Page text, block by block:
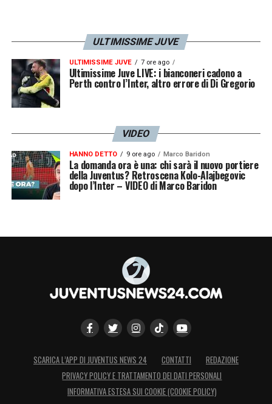
ULTIMISSIME JUVE
ULTIMISSIME JUVE 7 ore ago
Ultimissime Juve LIVE: i bianconeri cadono a
Perth contro l’Inter, altro errore di Di Gregorio
VIDEO
HANNO DETTO 9 ore ago Marco Baridon
La domanda ora è una: chi sarà il nuovo portiere
della Juventus? Retroscena Kolo-Alajbegovic
dopo l’Inter – VIDEO di Marco Baridon
SCARICA L’APP DI JUVENTUS NEWS 24 CONTATTI
REDAZIONE
PRIVACY POLICY E TRATTAMENTO DEI DATI PERSONALI
INFORMATIVA ESTESA SUI COOKIE (COOKIE POLICY)